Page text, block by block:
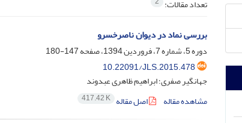
تعداد مقالات:
بررسی نماد در دیوان ناصرخسرو
دوره 5، شماره 7، فروردین 1394، صفحه
147-180
10.22091/JLS.2015.478
جهانگیر صفری؛ ابراهیم ظاهری عبدوند
مشاهده مقاله
اصل مقاله 417.42 K